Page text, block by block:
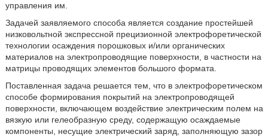
управления им.
Задачей заявляемого способа является создание простейшей
низковольтной экспрессной прецизионной электрофоретической
технологии осаждения порошковых и/или органических
материалов на электропроводящие поверхности, в частности на
матрицы проводящих элементов большого формата.
Поставленная задача решается тем, что в электрофоретическом
способе формирования покрытий на электропроводящей
поверхности, включающем воздействие электрическим полем на
вязкую или гелеобразную среду, содержащую осаждаемые
компоненты, несущие электрический заряд, заполняющую зазор